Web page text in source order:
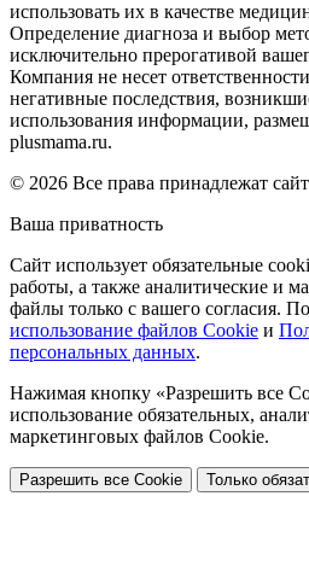
использовать их в качестве
Определение диагноза и выбор
исключительно прерогативой
Компания не несет
негативные последствия,
использования информации,
plusmama.ru.
© 2026 Все права принадлежат
Ваша приватность
Сайт использует обязательные
работы, а также аналитические и
файлы только с вашего согласия.
использование файлов Cookie и
персональных данных.
Нажимая кнопку «Разрешить все
использование обязательных,
маркетинговых файлов Cookie.
Разрешить все Cookie Только